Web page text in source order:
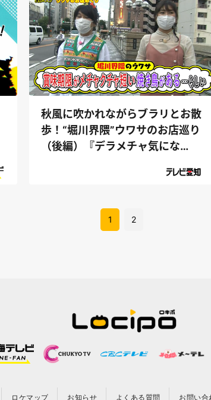
秋風に吹かれながらブラリとお散
歩！“堀川界隈”ウワサのお店巡り
（後編）『デラメチャ気にな
1 2
ロケマップ お知らせ よくある質問 お問い合